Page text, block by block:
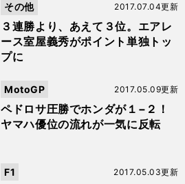
３連勝より、あえて３位。エアレ
ース室屋義秀がポイント単独トッ
プに
2017.07.04更新
その他
ペドロサ圧勝でホンダが１−２！
ヤマハ優位の流れが一気に反転
2017.05.09更新
MotoGP
2017.05.03更新
F1